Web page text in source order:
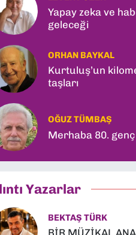
Yapay zeka ve
geleceği
ORHAN BAYKAL
Kurtuluş’un
taşları
OĞUZ TÜMBAŞ
Merhaba 80. genç
Yazarlar
BEKTAŞ TÜRK